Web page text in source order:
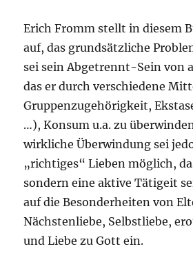
Erich Fromm stellt in diesem
auf, das grundsätzliche
sei sein Abgetrennt-Sein von
das er durch verschiedene
Gruppenzugehörigkeit,
…), Konsum u.a. zu
wirkliche Überwindung sei
„richtiges“ Lieben möglich,
sondern eine aktive Tätigeit
auf die Besonderheiten von
Nächstenliebe, Selbstliebe,
und Liebe zu Gott ein.